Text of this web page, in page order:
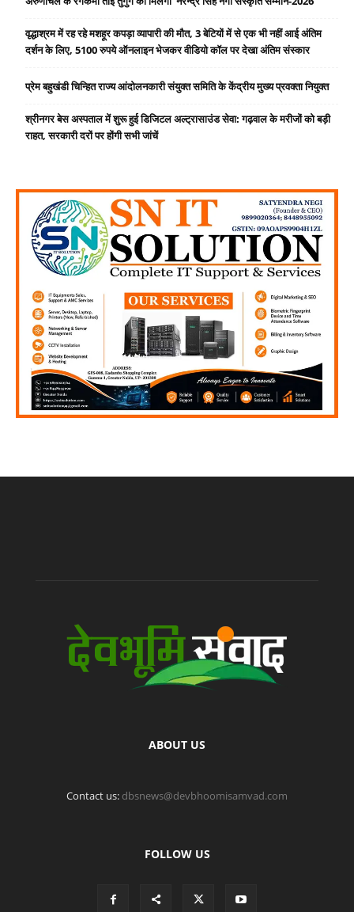
वृद्धाश्रम में रह रहे मशहूर कपड़ा व्यापारी की मौत, 3 बेटियों में से एक भी नहीं आई अंतिम
दर्शन के लिए, 5100 रुपये ऑनलाइन भेजकर वीडियो कॉल पर देखा अंतिम संस्कार
प्रेम बहुखंडी चिन्हित राज्य आंदोलनकारी संयुक्त समिति के केंद्रीय मुख्य प्रवक्ता नियुक्त
श्रीनगर बेस अस्पताल में शुरू हुई डिजिटल अल्ट्रासाउंड सेवा: गढ़वाल के मरीजों को बड़ी
राहत, सरकारी दरों पर होंगी सभी जांचें
ABOUT US
Contact us: dbsnews@devbhoomisamvad.com
FOLLOW US